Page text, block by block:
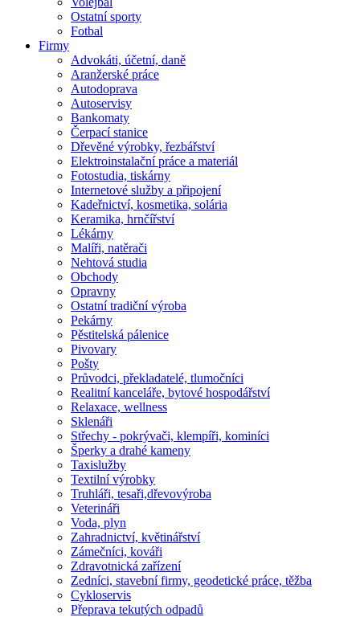
Ostatní sporty
Fotbal
Firmy
Advokáti, účetní, daně
Aranžerské práce
Autodoprava
Autoservisy
Bankomaty
Čerpací stanice
Dřevěné výrobky, řezbářství
Elektroinstalační práce a materiál
Fotostudia, tiskárny
Internetové služby a připojení
Kadeřnictví, kosmetika, solária
Keramika, hrnčířství
Lékárny
Malíři, natěrači
Nehtová studia
Obchody
Opravny
Ostatní tradiční výroba
Pekárny
Pěstitelská pálenice
Pivovary
Pošty
Průvodci, překladatelé, tlumočníci
Realitní kanceláře, bytové hospodářství
Relaxace, wellness
Sklenáři
Střechy - pokrývači, klempíři, kominíci
Šperky a drahé kameny
Taxislužby
Textilní výrobky
Truhláři, tesaři,dřevovýroba
Veterináři
Voda, plyn
Zahradnictví, květinářství
Zámečníci, kováři
Zdravotnická zařízení
Zedníci, stavební firmy, geodetické práce, těžba
Cykloservis
Přeprava tekutých odpadů